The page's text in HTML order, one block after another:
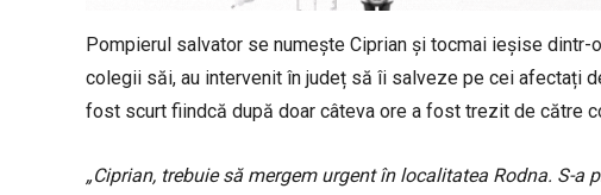
Pompierul salvator se numește Ciprian și tocmai ieșise dintr-
colegii săi, au intervenit în județ să îi salveze pe cei afectați
fost scurt fiindcă după doar câteva ore a fost trezit de către
„Ciprian, trebuie să mergem urgent în localitatea Rodna. S-